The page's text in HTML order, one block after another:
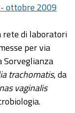
ottobre 2009
rete di laboratori
per via
Sorveglianza
trachomatis, da
vaginalis